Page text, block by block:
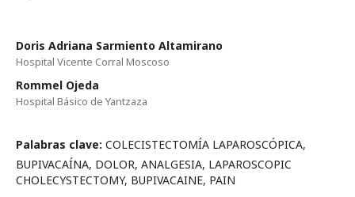
Doris Adriana Sarmiento Altamirano
Hospital Vicente Corral Moscoso
Rommel Ojeda
Hospital Básico de Yantzaza
Palabras clave: COLECISTECTOMÍA LAPAROSCÓPICA,
BUPIVACAÍNA, DOLOR, ANALGESIA, LAPAROSCOPIC
CHOLECYSTECTOMY, BUPIVACAINE, PAIN